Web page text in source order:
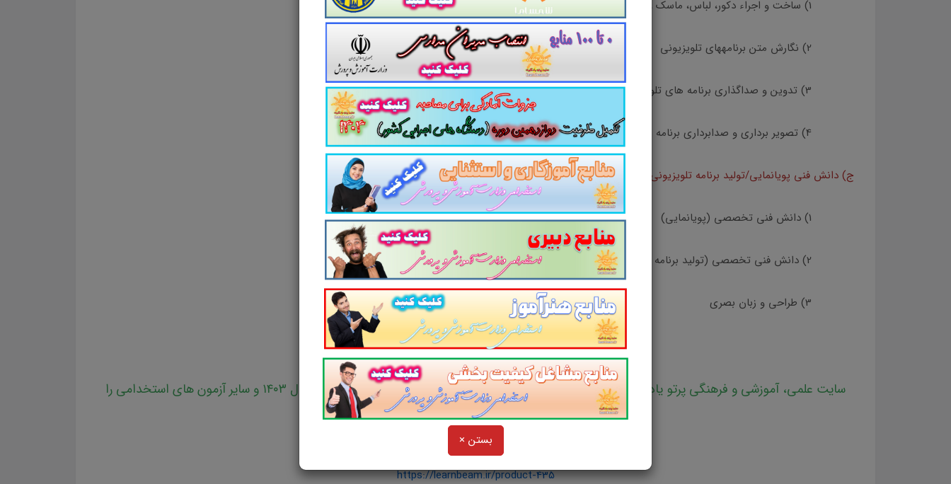
بستن ×
1) ساخت و اجراء دكور، لباس، ماسك و گريم
2) نگارش متن برنامههاي تلويزيوني
3) تدوين و صداگذاري برنامه هاي تلويزيوني
4) تصوير برداري و صدابرداري برنامه هاي تلويزيوني
ج) دانش فني پويانمايي/توليد برنامه تلويزيوني شامل:
1) دانش فني تخصصي (پويانمايي)
2) دانش فني تخصصي (توليد برنامه تلويزيوني)
3) طراحي و زبان بصري
کاری از سایت پرتو یادگیری
سایت علمی، آموزشی و فرهنگی پرتو یادگیری مجموعه منابع آمادگی برای آزمون استخدامی آموزش و پرورش سال ۱۴۰۳ و سایر آزمون های استخدامی را
برای داوطلبین این آزمون به شرح ذیل اعلام می دارد.
https://learnbeam.ir/product-435